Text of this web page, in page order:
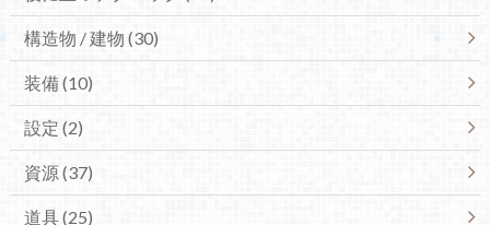
構造物 / 建物 (30)
装備 (10)
設定 (2)
資源 (37)
道具 (25)